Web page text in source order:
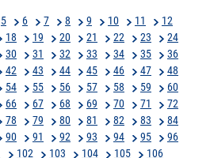
5 6 7 8 9 10 11
12
18 19 20 21 22 23
24
30 31 32 33 34 35
36
42 43 44 45 46 47
48
54 55 56 57 58 59
60
66 67 68 69 70 71
72
78 79 80 81 82 83
84
90 91 92 93 94 95
96
102 103 104 105
106